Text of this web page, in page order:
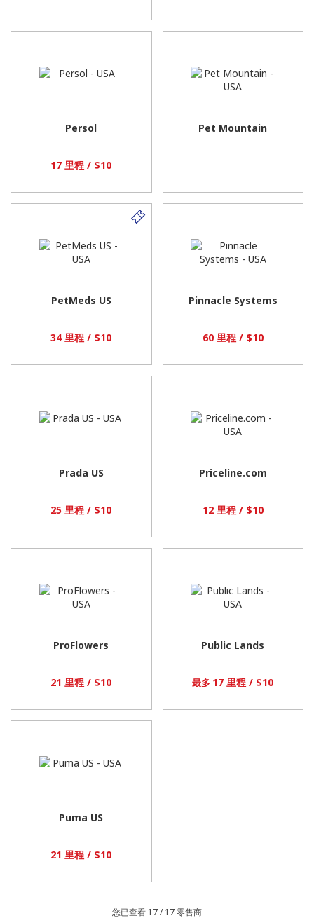
Persol
17 里程 / $10
Pet Mountain
PetMeds US
34 里程 / $10
Pinnacle Systems
60 里程 / $10
Prada US
25 里程 / $10
Priceline.com
12 里程 / $10
ProFlowers
21 里程 / $10
Public Lands
最多17 里程 / $10
Puma US
21 里程 / $10
您已查看 17 /17零售商